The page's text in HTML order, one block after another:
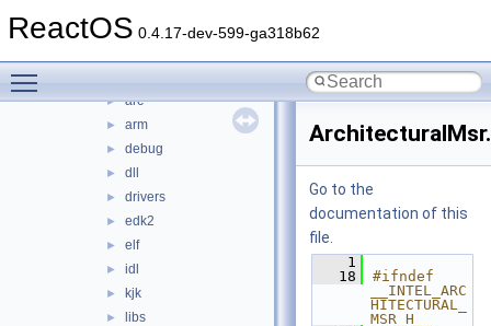
ReactOS 0.4.17-dev-599-ga318b62
► psdk
► arc
► arm
► debug
► dll
► drivers
► edk2
► elf
► idl
► kjk
► libs
Go to the
documentation of this
file.
    1
   18
#ifndef
__INTEL_ARC
HITECTURAL_
MSR_H__